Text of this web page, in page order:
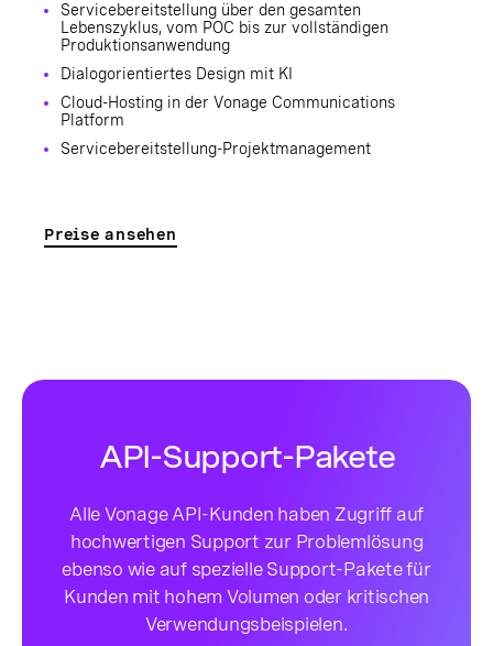
Servicebereitstellung über den gesamten
Lebenszyklus, vom POC bis zur vollständigen
Produktionsanwendung
Dialogorientiertes Design mit KI
Cloud-Hosting in der Vonage Communications
Platform
Servicebereitstellung-Projektmanagement
Preise ansehen
API-Support-Pakete
Alle Vonage API-Kunden haben Zugriff auf
hochwertigen Support zur Problemlösung
ebenso wie auf spezielle Support-Pakete für
Kunden mit hohem Volumen oder kritischen
Verwendungsbeispielen.